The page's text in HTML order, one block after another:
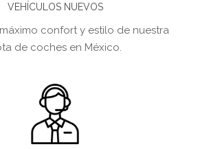
VEHÍCULOS NUEVOS
confort y estilo de nuestra
de coches en México.